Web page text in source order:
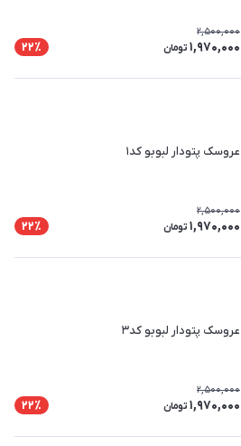
2,500,000
1,970,000 تومان 22٪
عروسک پتودار لبوبو کد۱
2,500,000
1,970,000 تومان 22٪
عروسک پتودار لبوبو کد۳
2,500,000
1,970,000 تومان 22٪